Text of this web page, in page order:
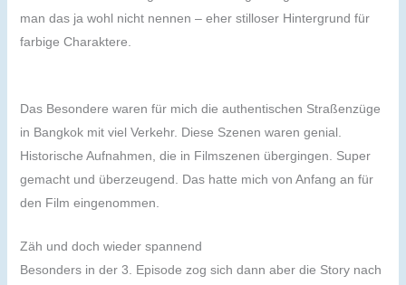
man das ja wohl nicht nennen – eher stilloser Hintergrund für
farbige Charaktere.
Das Besondere waren für mich die authentischen Straßenzüge
in Bangkok mit viel Verkehr. Diese Szenen waren genial.
Historische Aufnahmen, die in Filmszenen übergingen. Super
gemacht und überzeugend. Das hatte mich von Anfang an für
den Film eingenommen.
Zäh und doch wieder spannend
Besonders in der 3. Episode zog sich dann aber die Story nach